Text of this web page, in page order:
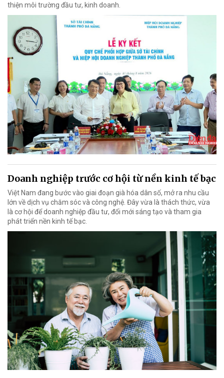
thiện môi trường đầu tư, kinh doanh.
Doanh nghiệp trước cơ hội từ nền kinh tế bạc
Việt Nam đang bước vào giai đoạn già hóa dân số, mở ra nhu cầu
lớn về dịch vụ chăm sóc và công nghệ. Đây vừa là thách thức, vừa
là cơ hội để doanh nghiệp đầu tư, đổi mới sáng tạo và tham gia
phát triển nền kinh tế bạc.